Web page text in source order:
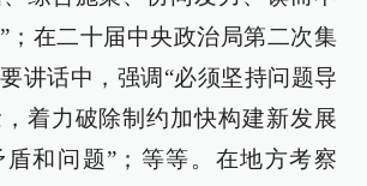
；在二十届中央政治局第二次集
讲话中，强调“必须坚持问题导
着力破除制约加快构建新发展
和问题”；等等。在地方考察